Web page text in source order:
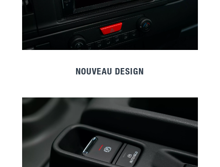
NOUVEAU DESIGN